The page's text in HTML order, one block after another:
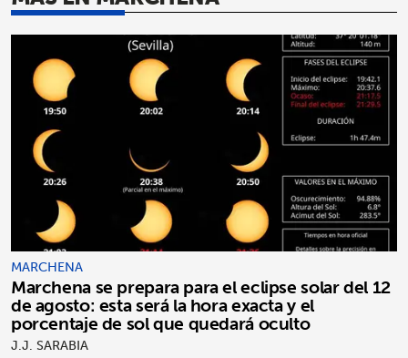
MARCHENA
Marchena se prepara para el eclipse solar del 12
de agosto: esta será la hora exacta y el
porcentaje de sol que quedará oculto
J.J. SARABIA